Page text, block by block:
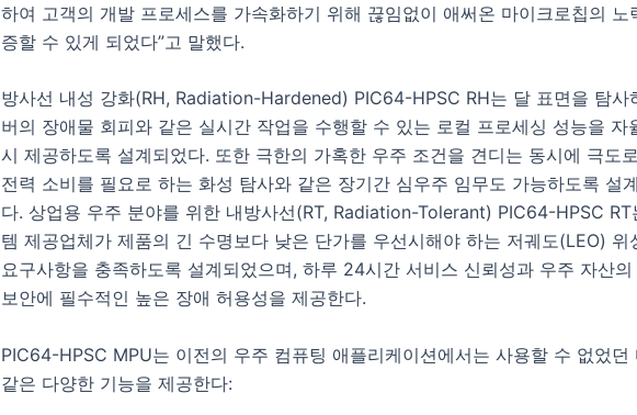
하여 고객의 개발 프로세스를 가속화하기 위해 끊임없이 애써온 마이크로칩의 노
증할 수 있게 되었다”고 말했다.
방사선 내성 강화(RH, Radiation-Hardened) PIC64-HPSC RH는 달 표면을 탐사
버의 장애물 회피와 같은 실시간 작업을 수행할 수 있는 로컬 프로세싱 성능을 자
시 제공하도록 설계되었다. 또한 극한의 가혹한 우주 조건을 견디는 동시에 극도
전력 소비를 필요로 하는 화성 탐사와 같은 장기간 심우주 임무도 가능하도록 설
다. 상업용 우주 분야를 위한 내방사선(RT, Radiation-Tolerant) PIC64-HPSC RT
템 제공업체가 제품의 긴 수명보다 낮은 단가를 우선시해야 하는 저궤도(LEO) 위
요구사항을 충족하도록 설계되었으며, 하루 24시간 서비스 신뢰성과 우주 자산의
보안에 필수적인 높은 장애 허용성을 제공한다.
PIC64-HPSC MPU는 이전의 우주 컴퓨팅 애플리케이션에서는 사용할 수 없었던
같은 다양한 기능을 제공한다: